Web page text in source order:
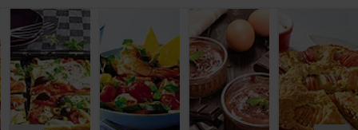
Budincă
italiană de
orez cu salată
de fructe
Cel mult 60 minute
Clătite cu
legume și
mozzarella
Cel mult 30 minute
Simplu
Tocană
italienească
de pește
Cel mult 60 minute
Simplu
Cremă la
Cel mult 60 minute
Simplu